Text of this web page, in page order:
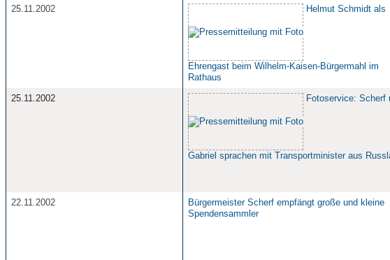
25.11.2002
Helmut Schmidt als
Ehrengast beim Wilhelm-Kaisen-Bürgermahl im
Rathaus
25.11.2002
Fotoservice: Scherf
Gabriel sprachen mit Transportminister aus
22.11.2002
Bürgermeister Scherf empfängt große und kleine
Spendensammler